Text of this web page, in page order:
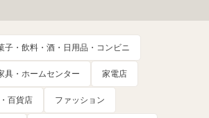
子・飲料・酒・日用品・コンビニ
具・ホームセンター 家電店
百貨店 ファッション